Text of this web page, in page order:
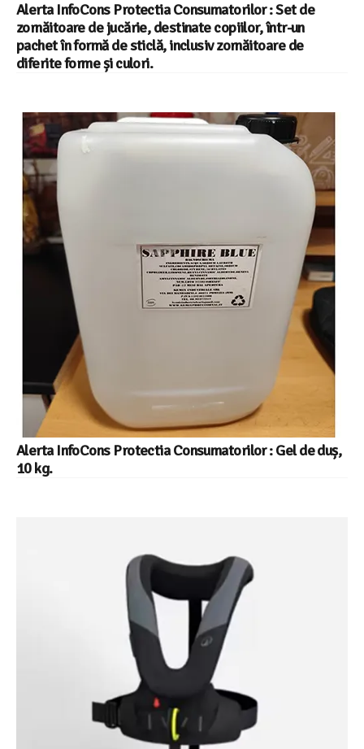
Alerta InfoCons Protectia Consumatorilor : Set de
zornăitoare de jucărie, destinate copiilor, într-un
pachet în formă de sticlă, inclusiv zornăitoare de
diferite forme și culori.
Alerta InfoCons Protectia Consumatorilor : Gel de duș,
10 kg.